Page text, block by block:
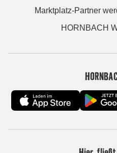
Marktplatz-Partner
HORNBACH